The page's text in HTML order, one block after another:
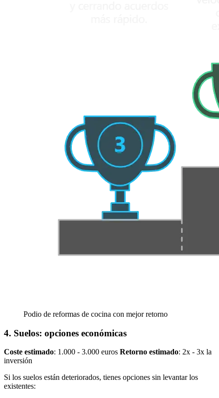
Podio de reformas de cocina con mejor retorno
4. Suelos: opciones económicas
Coste estimado: 1.000 - 3.000 euros Retorno estimado: 2x - 3x la
inversión
Si los suelos están deteriorados, tienes opciones sin levantar los
existentes: